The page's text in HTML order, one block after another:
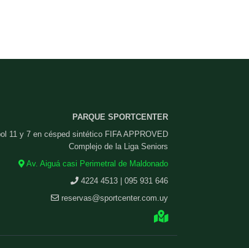
PARQUE SPORTCENTER
11 y 7 en césped sintético FIFA APPROVED
Complejo de la Liga Seniors
Av. Aiguá casi Perimetral de Maldonado
4224 4513 | 095 931 646
reservas@sportcenter.com.uy